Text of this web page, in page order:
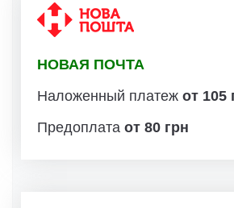
НОВАЯ ПОЧТА
Наложенный платеж от 105
Предоплата от 80 грн